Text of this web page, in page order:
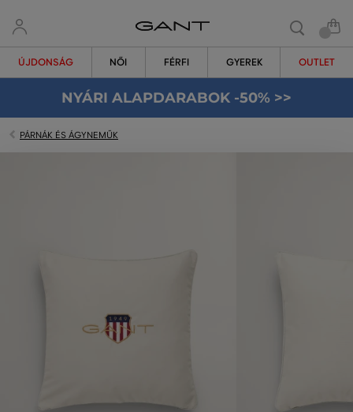
ÚJDONSÁG NŐI FÉRFI GYEREK OUTLET
NYÁRI ALAPDARABOK -50% >>
PÁRNÁK ÉS ÁGYNEMŰK